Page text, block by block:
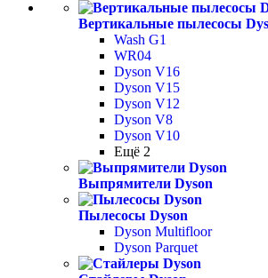
Вертикальные пылесосы
Wash G1
WR04
Dyson V16
Dyson V15
Dyson V12
Dyson V8
Dyson V10
Ещё 2
Выпрямители Dyson
Пылесосы Dyson
Dyson Multifloor
Dyson Parquet